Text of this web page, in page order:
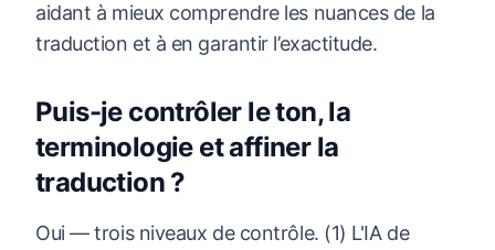
aidant à mieux comprendre les nuances de la
traduction et à en garantir l’exactitude.
Puis-je contrôler le ton, la
terminologie et affiner la
traduction ?
Oui — trois niveaux de contrôle. (1) L'IA de